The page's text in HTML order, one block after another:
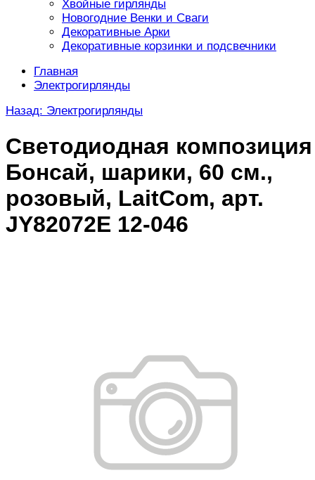
Хвойные гирлянды
Новогодние Венки и Сваги
Декоративные Арки
Декоративные корзинки и подсвечники
Главная
Электрогирлянды
Назад: Электрогирлянды
Светодиодная композиция
Бонсай, шарики, 60 см.,
розовый, LaitCom, арт.
JY82072E 12-046